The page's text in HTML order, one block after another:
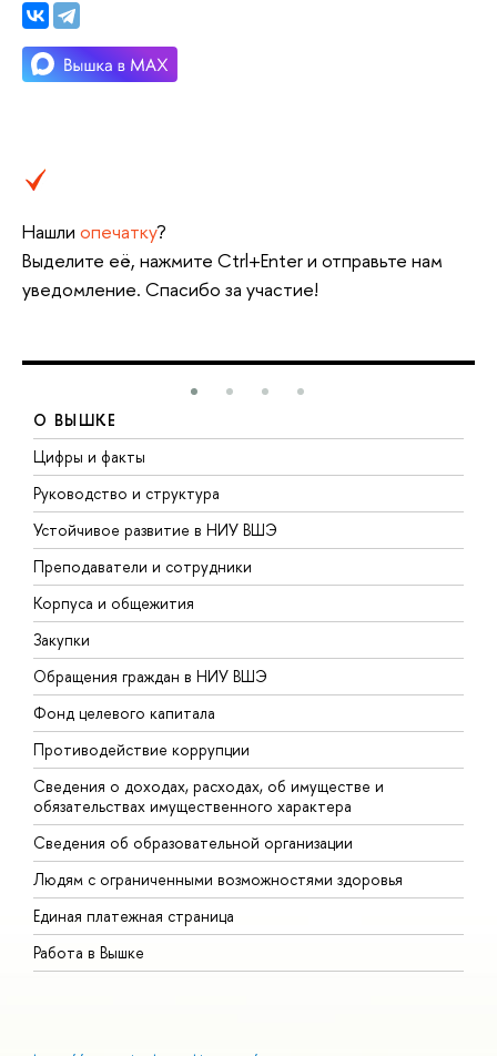
Нашли опечатку?
Выделите её, нажмите Ctrl+Enter и отправьте нам
уведомление. Спасибо за участие!
О ВЫШКЕ
Цифры и факты
Руководство и структура
Устойчивое развитие в НИУ ВШЭ
Преподаватели и сотрудники
Корпуса и общежития
Закупки
Обращения граждан в НИУ ВШЭ
Фонд целевого капитала
Противодействие коррупции
Сведения о доходах, расходах, об имуществе и
обязательствах имущественного характера
Сведения об образовательной организации
Людям с ограниченными возможностями здоровья
Единая платежная страница
Работа в Вышке